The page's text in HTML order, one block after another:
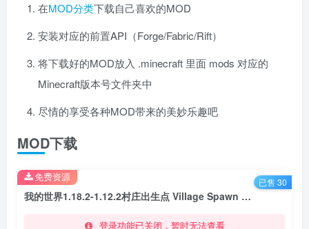
在MOD分类下载自己喜欢的MOD
安装对应的前置API（Forge/Fabric/Rift）
将下载好的MOD放入 .minecraft 里面 mods 对应的
Minecraft版本号文件夹中
尽情的享受各种MOD带来的美妙乐趣吧
MOD下载
我的世界1.18.2-1.12.2村庄出生点 Village Spawn Point Mod
登录功能已关闭，暂时无法查看
免费资源 已售 30